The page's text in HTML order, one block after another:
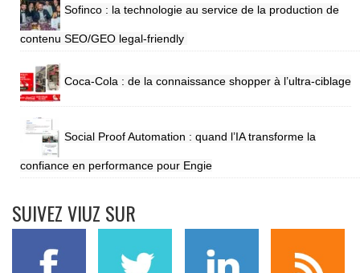
Sofinco : la technologie au service de la production de
contenu SEO/GEO legal-friendly
Coca-Cola : de la connaissance shopper à l’ultra-ciblage
Social Proof Automation : quand l’IA transforme la
confiance en performance pour Engie
SUIVEZ VIUZ SUR